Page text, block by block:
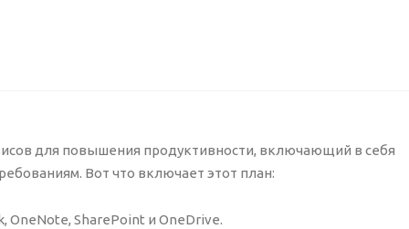
для повышения продуктивности, включающий в себя
Вот что включает этот план:
OneNote, SharePoint и OneDrive.